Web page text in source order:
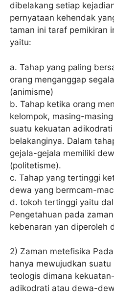
dibelakang setiap
pernyataan kehendak
taman ini taraf pemikiran
yaitu:
a. Tahap yang paling
orang menganggap
(animisme)
b. Tahap ketika orang
kelompok, masing-
suatu kekuatan
belakanginya. Dalam
gejala-gejala memiliki
(politetisme).
c. Tahap yang tertinggi
dewa yang bermcam-
d. tokoh tertinggi yaitu
Pengetahuan pada
kebenaran yan diperoleh
2) Zaman metefisika
hanya mewujudkan
teologis dimana
adikodrati atau dewa-